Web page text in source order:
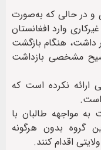
و در حالی که به‌صورت
وارد افغانستان
حضور داشت، هنگام بازگشت
مشخصی بازداشت
ارائه نکرده است که
است.
به مواجهه طالبان با
گروه بدون هرگونه
اقدام کنند.